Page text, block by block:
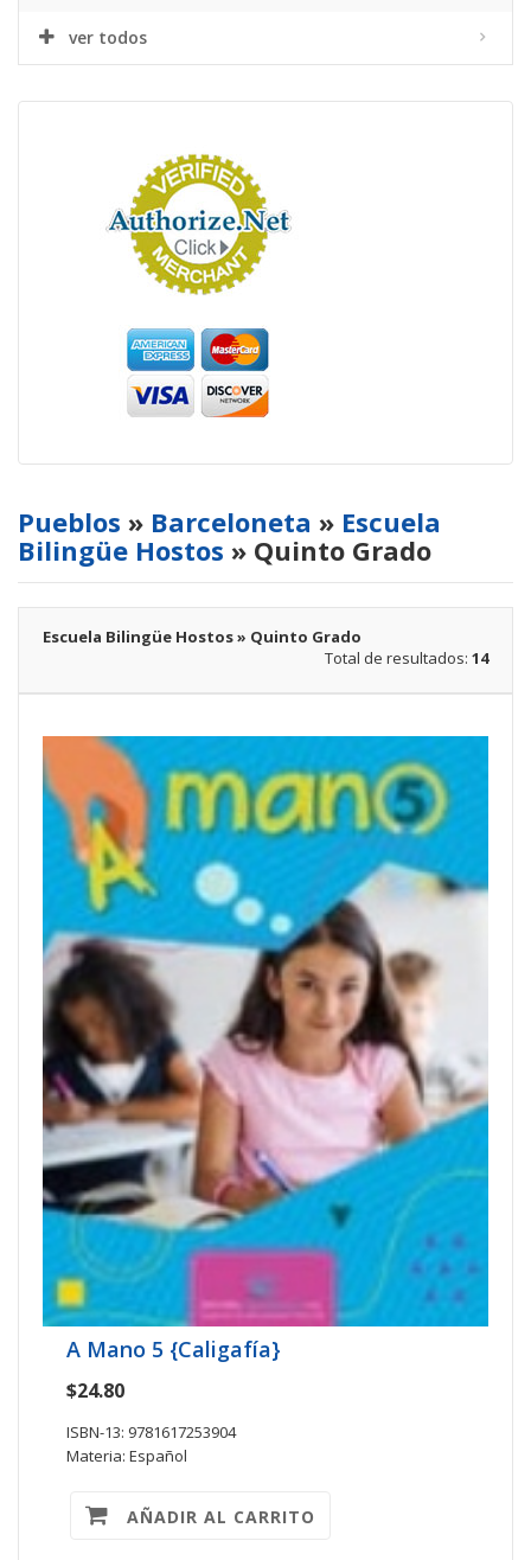
ver todos
Pueblos » Barceloneta » Escuela
Bilingüe Hostos » Quinto Grado
Escuela Bilingüe Hostos » Quinto Grado
Total de resultados: 14
A Mano 5 {Caligafía}
$24.80
ISBN-13: 9781617253904
Materia: Español
AÑADIR AL CARRITO